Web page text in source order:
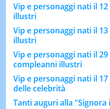
Vip e personaggi nati il
illustri
Vip e personaggi nati il
illustri
Vip e personaggi nati il
compleanni illustri
Vip e personaggi nati il
delle celebrità
Tanti auguri alla "Signora